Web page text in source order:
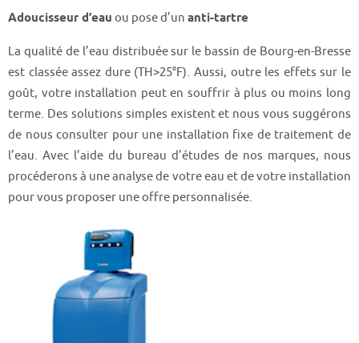
Adoucisseur d’eau ou pose d’un anti-tartre
La qualité de l’eau distribuée sur le bassin de Bourg-en-Bresse
est classée assez dure (TH>25°F). Aussi, outre les effets sur le
goût, votre installation peut en souffrir à plus ou moins long
terme. Des solutions simples existent et nous vous suggérons
de nous consulter pour une installation fixe de traitement de
l’eau. Avec l’aide du bureau d’études de nos marques, nous
procéderons à une analyse de votre eau et de votre installation
pour vous proposer une offre personnalisée.